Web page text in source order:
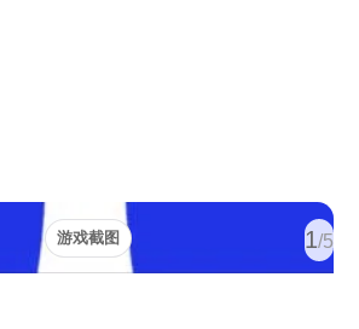
1/5
游戏截图